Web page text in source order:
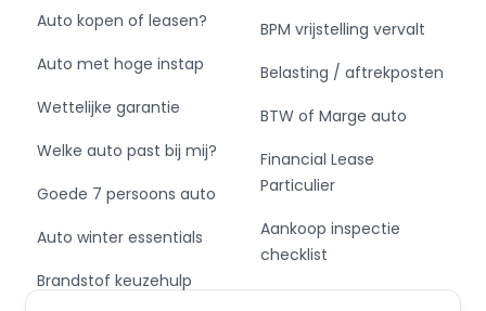
Alle moeite is genomen om de informatie in
deze advertentie zo accuraat en actueel
mogelijk weer te geven. Er kunnen echter
de verstrekte informatie in de advertentie.
Vertrouw daarom niet alleen op deze
informatie en controleer daarom bij aankoop
de zaken die uw beslissing zouden kunnen
Auto kopen of leasen?
Auto met hoge instap
Wettelijke garantie
Welke auto past bij mij?
Goede 7 persoons auto
Auto winter essentials
Brandstof keuzehulp
BPM vrijstelling vervalt
Belasting / aftrekposten
BTW of Marge auto
Financial Lease
Particulier
Aankoop inspectie
checklist
Private Leasen,